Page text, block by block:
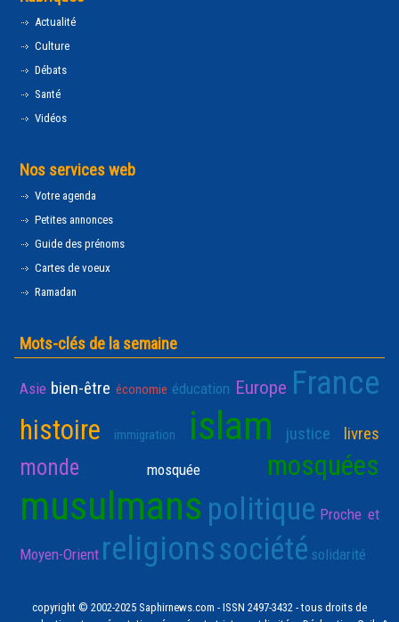
Actualité
Culture
Débats
Santé
Vidéos
Nos services web
Votre agenda
Petites annonces
Guide des prénoms
Cartes de voeux
Ramadan
Mots-clés de la semaine
Asie bien-être économie éducation Europe France
histoire immigration islam justice livres
monde mosquée mosquées
musulmans politique Proche et
Moyen-Orient religionssociété solidarité
copyright © 2002-2025 Saphirnews.com - ISSN 2497-3432 - tous droits de